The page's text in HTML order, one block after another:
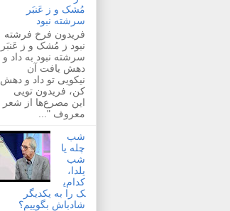
مُشک و ز عَنبَر
سرشته نبود
فریدون فرخ فرشته
نبود ز مُشک و ز عَنبَر
سرشته نبود به داد و
دهش یافت آن
نیکویی تو داد و دهش
کن، فریدون تویی
این مصرع‌ها از شعر
معروف "...
شب
چله یا
شب
یلدا،
کدام‌ی
ک را به یکدیگر
شادباش بگوییم؟